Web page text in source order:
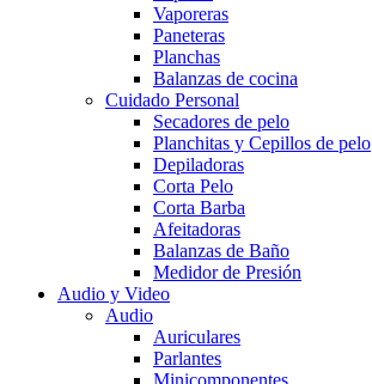
Vaporeras
Paneteras
Planchas
Balanzas de cocina
Cuidado Personal
Secadores de pelo
Planchitas y Cepillos de pelo
Depiladoras
Corta Pelo
Corta Barba
Afeitadoras
Balanzas de Baño
Medidor de Presión
Audio y Video
Audio
Auriculares
Parlantes
Minicomponentes